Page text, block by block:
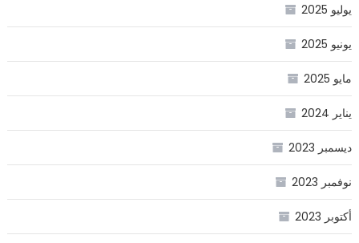
يوليو 2025
يونيو 2025
مايو 2025
يناير 2024
ديسمبر 2023
نوفمبر 2023
أكتوبر 2023